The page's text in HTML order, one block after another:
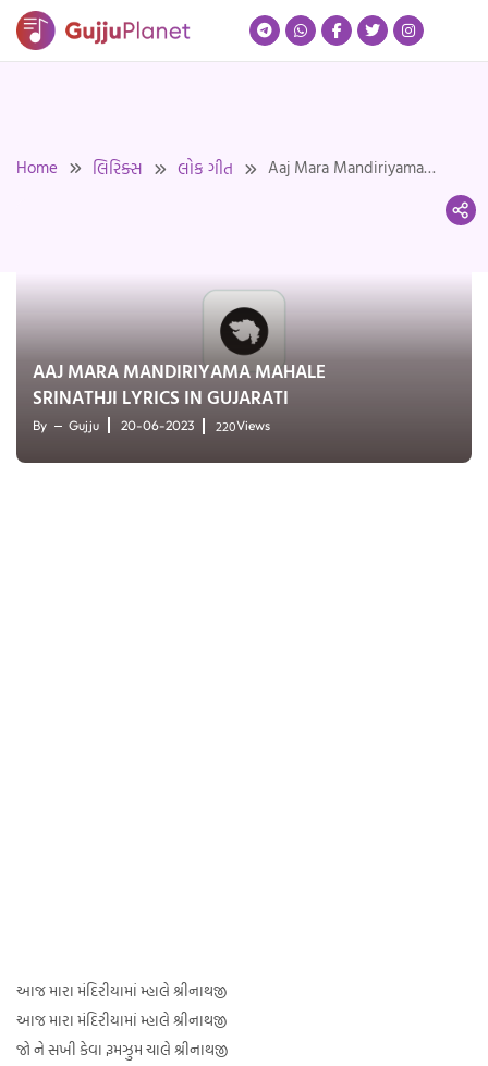
Skip
Home લિરિક્સ લોક ગીત
Aaj Mara Mandiriyama
AAJ MARA MANDIRIYAMA MAHALE
SRINATHJI LYRICS IN GUJARATI
By Gujju 20-06-2023 220Views
આજ મારા મંદિરીયામાં મ્હાલે શ્રીનાથજી
આજ મારા મંદિરીયામાં મ્હાલે શ્રીનાથજી
જો ને સખી કેવા રૂમઝુમ ચાલે શ્રીનાથજી